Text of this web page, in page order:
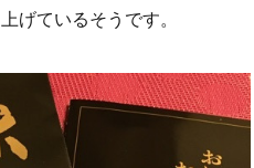
げているそうです。